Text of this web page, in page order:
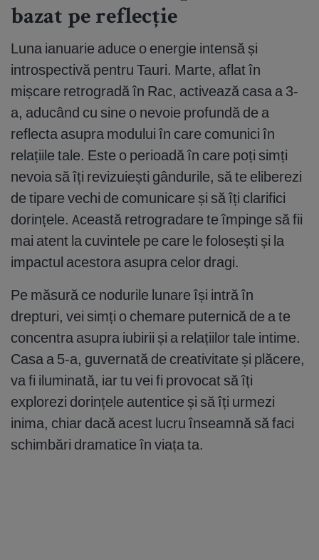
bazat pe reflecție
Luna ianuarie aduce o energie intensă și
introspectivă pentru Tauri. Marte, aflat în
mișcare retrogradă în Rac, activează casa a 3-
a, aducând cu sine o nevoie profundă de a
reflecta asupra modului în care comunici în
relațiile tale. Este o perioadă în care poți simți
nevoia să îți revizuiești gândurile, să te eliberezi
de tipare vechi de comunicare și să îți clarifici
dorințele. Această retrogradare te împinge să fii
mai atent la cuvintele pe care le folosești și la
impactul acestora asupra celor dragi.
Pe măsură ce nodurile lunare își intră în
drepturi, vei simți o chemare puternică de a te
concentra asupra iubirii și a relațiilor tale intime.
Casa a 5-a, guvernată de creativitate și plăcere,
va fi iluminată, iar tu vei fi provocat să îți
explorezi dorințele autentice și să îți urmezi
inima, chiar dacă acest lucru înseamnă să faci
schimbări dramatice în viața ta.